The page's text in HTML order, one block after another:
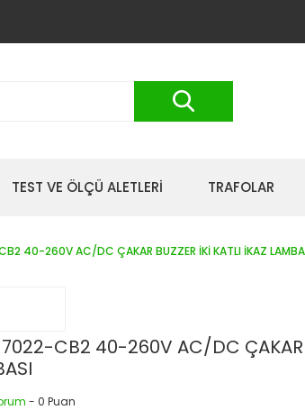
TEST VE ÖLÇÜ ALETLERİ TRAFOLAR
40-260V AC/DC ÇAKAR BUZZER İKİ KATLI İKAZ
CB2 40-260V AC/DC ÇAKAR
- 0 Puan